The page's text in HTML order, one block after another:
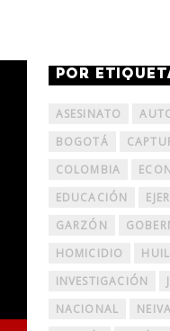
POR
ASESINATO
BOGOTÁ
COLOMBIA
EDUCACIÓN
GARZÓN
HOMICIDIO
INVESTIGACIÓN
NACIONAL
NEIVA